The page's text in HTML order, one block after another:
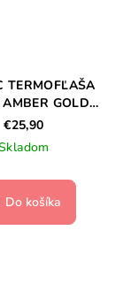
TERMOFĽAŠA
AMBER GOLD
350 ml
€25,90
Do košíka